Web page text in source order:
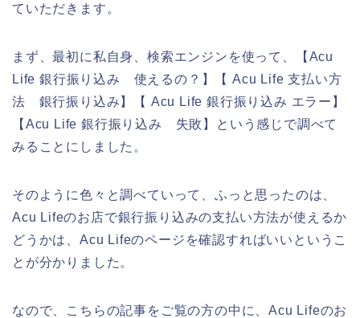
ていただきます。
まず、最初に私自身、検索エンジンを使って、【Acu
Life 銀行振り込み 使えるの？】【 Acu Life 支払い方
法 銀行振り込み】【 Acu Life 銀行振り込み エラー】
【Acu Life 銀行振り込み 失敗】という感じで調べて
みることにしました。
そのように色々と調べていって、ふっと思ったのは、
Acu Lifeのお店で銀行振り込みの支払い方法が使えるか
どうかは、Acu Lifeのページを確認すればいいというこ
とが分かりました。
なので、こちらの記事をご覧の方の中に、Acu Lifeのお